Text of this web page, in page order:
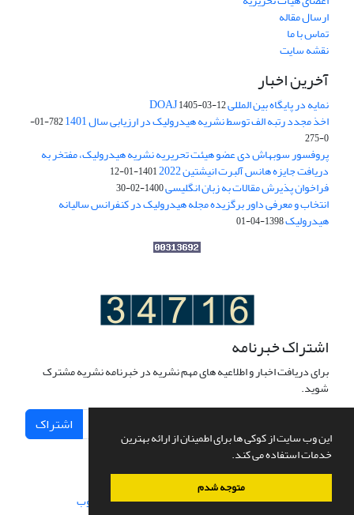
این وب سایت از کوکی ها برای اطمینان از ارائه بهترین
خدمات استفاده می کند.
متوجه شدم
ارسال مقاله
تماس با ما
نقشه سایت
آخرین اخبار
نمایه در پایگاه بین المللی DOAJ1405-03-12
اخذ مجدد رتبه الف توسط نشریه هیدرولیک در ارزیابی سال 1401
782-01-
0-275
پروفسور سوبهاش دی عضو هیئت تحریریه نشریه هیدرولیک، مفتخر به
دریافت جایزه هانس آلبرت انیشتین 2022 1401-01-12
فراخوان پذیرش مقالات به زبان انگلیسی1400-02-30
انتخاب و معرفی داور برگزیده مجله هیدرولیک در کنفرانس سالیانه
هیدرولیک1398-04-01
اشتراک خبرنامه
برای دریافت اخبار و اطلاعیه های مهم نشریه در خبرنامه نشریه مشترک
شوید.
اشتراک
سامانه مدیریت نشریات علمی.طراحی و پیاده سازی از سیناوب